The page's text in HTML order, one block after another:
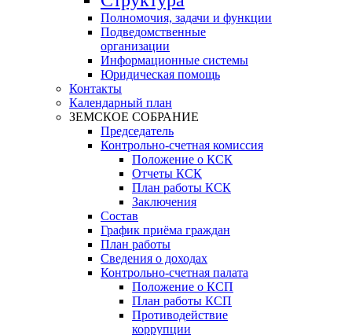
Полномочия, задачи и функции
Подведомственные
организации
Информационные системы
Юридическая помощь
Контакты
Календарный план
ЗЕМСКОЕ СОБРАНИЕ
Председатель
Контрольно-счетная комиссия
Положение о КСК
Отчеты КСК
План работы КСК
Заключения
Состав
График приёма граждан
План работы
Сведения о доходах
Контрольно-счетная палата
Положение о КСП
План работы КСП
Противодействие
коррупции